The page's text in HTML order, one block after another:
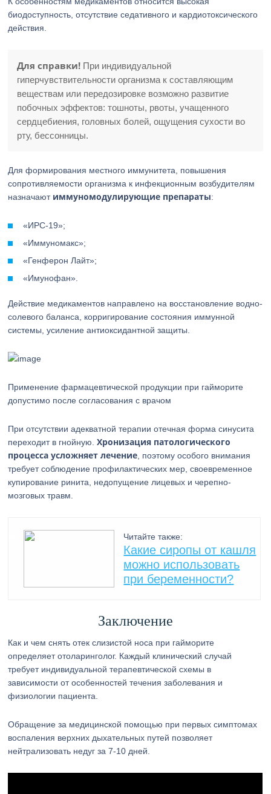
биодоступность, отсутствие седативного и кардиотоксического
действия.
Для справки! При индивидуальной
гиперчувствительности организма к составляющим
веществам или передозировке возможно развитие
побочных эффектов: тошноты, рвоты, учащенного
сердцебиения, головных болей, ощущения сухости во
рту, бессонницы.
Для формирования местного иммунитета, повышения
сопротивляемости организма к инфекционным возбудителям
назначают иммуномодулирующие препараты:
«ИРС-19»;
«Иммуномакс»;
«Генферон Лайт»;
«Имунофан».
Действие медикаментов направлено на восстановление водно-
солевого баланса, корригирование состояния иммунной
системы, усиление антиоксидантной защиты.
Применение фармацевтической продукции при гайморите
допустимо после согласования с врачом
При отсутствии адекватной терапии отечная форма синусита
переходит в гнойную.Хронизация патологического
процесса усложняет лечение , поэтому особого внимания
требует соблюдение профилактических мер, своевременное
купирование ринита, недопущение лицевых и черепно-
мозговых травм.
Читайте также:
Какие сиропы от кашля
можно использовать
при беременности?
Заключение
Как и чем снять отек слизистой носа при гайморите
определяет отоларинголог. Каждый клинический случай
требует индивидуальной терапевтической схемы в
зависимости от особенностей течения заболевания и
физиологии пациента.
Обращение за медицинской помощью при первых симптомах
воспаления верхних дыхательных путей позволяет
нейтрализовать недуг за 7-10 дней.